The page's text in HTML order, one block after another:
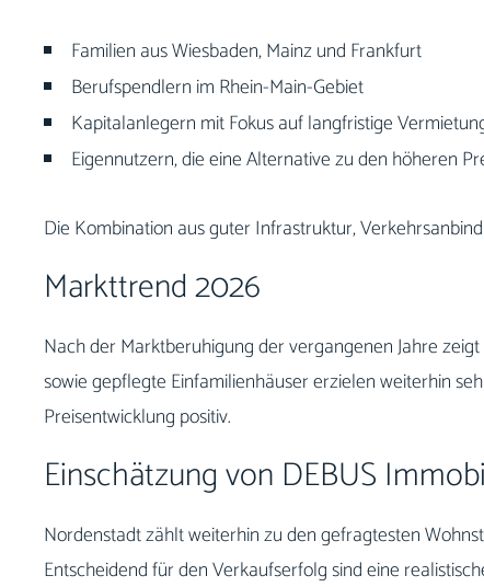
Familien aus Wiesbaden, Mainz und Frankfurt
Berufspendlern im Rhein-Main-Gebiet
Kapitalanlegern mit Fokus auf langfristige
Eigennutzern, die eine Alternative zu den höheren
Die Kombination aus guter Infrastruktur,
Markttrend 2026
Nach der Marktberuhigung der vergangenen Jahre
sowie gepflegte Einfamilienhäuser erzielen weiterhin
Preisentwicklung positiv.
Einschätzung von DEBUS
Nordenstadt zählt weiterhin zu den gefragtesten
Entscheidend für den Verkaufserfolg sind eine